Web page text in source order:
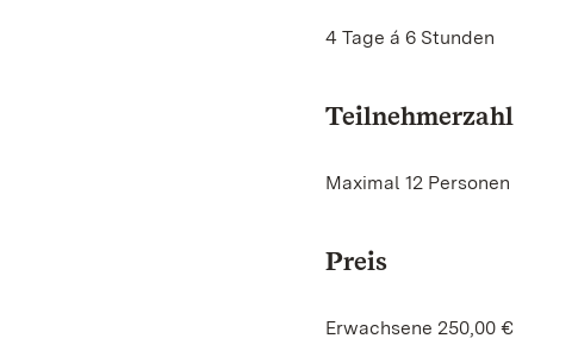
4 Tage á 6 Stunden
Teilnehmerzahl
Maximal 12 Personen
Preis
Erwachsene 250,00 €